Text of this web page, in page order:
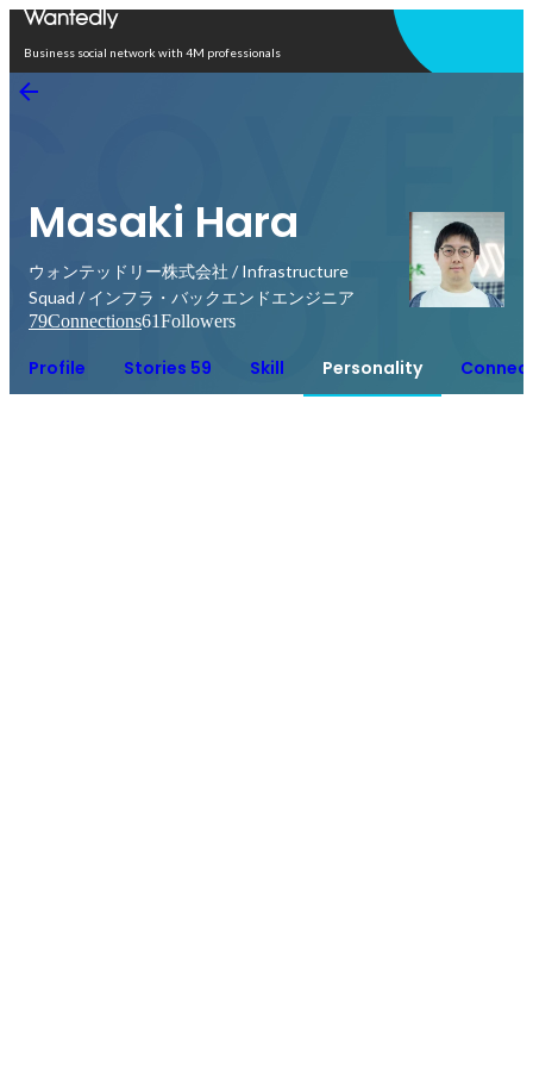
Business social network with 4M professionals
Masaki Hara
ウォンテッドリー株式会社 / Infrastructure
Squad / インフラ・バックエンドエンジニア
79Connections61Followers
Profile Stories 59 Skill Personality